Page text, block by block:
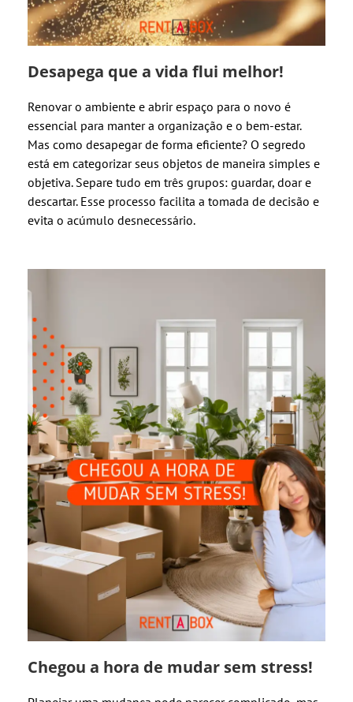
Desapega que a vida flui melhor!
Renovar o ambiente e abrir espaço para o novo é
essencial para manter a organização e o bem-estar.
Mas como desapegar de forma eficiente? O segredo
está em categorizar seus objetos de maneira simples e
objetiva. Separe tudo em três grupos: guardar, doar e
descartar. Esse processo facilita a tomada de decisão e
evita o acúmulo desnecessário.
Chegou a hora de mudar sem stress!